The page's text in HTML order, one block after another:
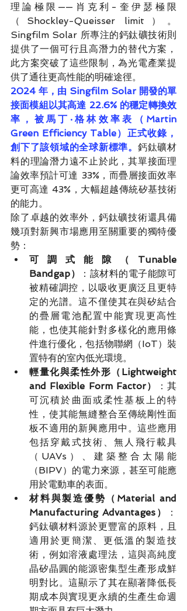
理論極限——肖克利-奎伊瑟極限
（Shockley-Queisser limit）。
Singfilm Solar 所專注的鈣鈦礦技術則
提供了一個可行且高潛力的替代方案，
此方案突破了這些限制，為光電產業提
供了通往更高性能的明確途徑。
2024 年，由 Singfilm Solar 開發的單
接面模組以其高達 22.6% 的穩定轉換效
率，被馬丁·格林效率表（Martin
Green Efficiency Table）正式收錄，
創下了該領域的全球新標準。 鈣鈦礦材
料的理論潛力遠不止於此，其單接面理
論效率預計可達 33%，而疊層接面效率
更可高達 43%，大幅超越傳統矽基技術
的能力。
除了卓越的效率外，鈣鈦礦技術還具備
幾項對新興市場應用至關重要的獨特優
勢：
可調式能隙（Tunable
Bandgap）
：該材料的電子能隙可
被精確調控，以吸收更廣泛且更特
定的光譜。這不僅使其在與矽結合
的疊層電池配置中能實現更高性
能，也使其能針對多樣化的應用條
件進行優化，包括物聯網（IoT）裝
置特有的室內低光環境。
輕量化與柔性外形（Lightweight
and Flexible Form Factor）
：其
可沉積於曲面或柔性基板上的特
性，使其能無縫整合至傳統剛性面
板不適用的新興應用中。這些應用
包括穿戴式技術、無人飛行載具
（UAVs）、建築整合太陽能
（BIPV）的電力來源，甚至可能應
用於電動車的表面。
材料與製造優勢（Material and
Manufacturing Advantages）
：
鈣鈦礦材料源於更豐富的原料，且
適用於更簡潔、更低溫的製造技
術，例如溶液處理法，這與高純度
晶矽晶圓的能源密集型生產形成鮮
明對比。這顯示了其在顯著降低長
期成本與實現更永續的生產生命週